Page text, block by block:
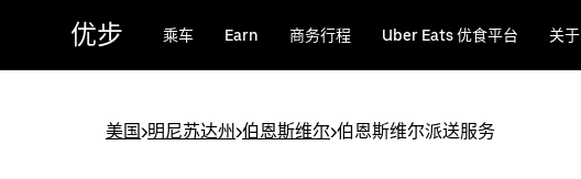
优步 乘车 Earn 商务行程 Uber Eats 优食平台 关于
美国>明尼苏达州>伯恩斯维尔>伯恩斯维尔派送服务